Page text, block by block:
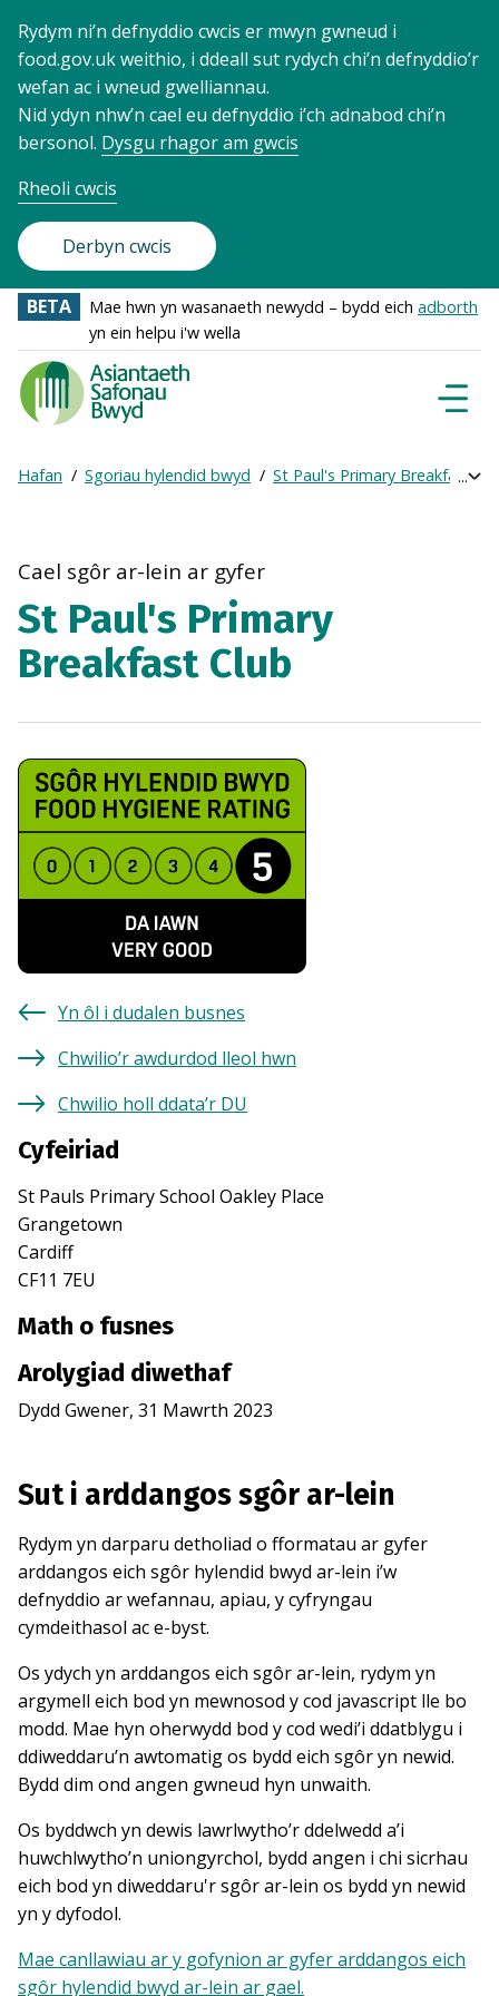
Rydym ni’n defnyddio cwcis er mwyn gwneud i
food.gov.uk weithio, i ddeall sut rydych chi’n defnyddio’r
wefan ac i wneud gwelliannau.
Nid ydyn nhw’n cael eu defnyddio i’ch adnabod chi’n
bersonol. Dysgu rhagor am gwcis
Rheoli cwcis
Derbyn cwcis
BETA Mae hwn yn wasanaeth newydd – bydd eich adborth
yn ein helpu i'w wella
Food
Standards
Agency
Frontpage
Breadcrumb
Hafan Sgoriau hylendid bwyd St Paul's Primary Breakfast
Cael sgôr ar-lein ar gyfer
St Paul's Primary
Breakfast Club
Yn ôl i dudalen busnes
Chwilio’r awdurdod lleol hwn
Chwilio holl ddata’r DU
Cyfeiriad
St Pauls Primary School Oakley Place
Grangetown
Cardiff
CF11 7EU
Math o fusnes
Arolygiad diwethaf
Dydd Gwener, 31 Mawrth 2023
Sut i arddangos sgôr ar-lein
Rydym yn darparu detholiad o fformatau ar gyfer
arddangos eich sgôr hylendid bwyd ar-lein i’w
defnyddio ar wefannau, apiau, y cyfryngau
cymdeithasol ac e-byst.
Os ydych yn arddangos eich sgôr ar-lein, rydym yn
argymell eich bod yn mewnosod y cod javascript lle bo
modd. Mae hyn oherwydd bod y cod wedi’i ddatblygu i
ddiweddaru’n awtomatig os bydd eich sgôr yn newid.
Bydd dim ond angen gwneud hyn unwaith.
Os byddwch yn dewis lawrlwytho’r ddelwedd a’i
huwchlwytho’n uniongyrchol, bydd angen i chi sicrhau
eich bod yn diweddaru'r sgôr ar-lein os bydd yn newid
yn y dyfodol.
Mae canllawiau ar y gofynion ar gyfer arddangos eich
sgôr hylendid bwyd ar-lein ar gael.